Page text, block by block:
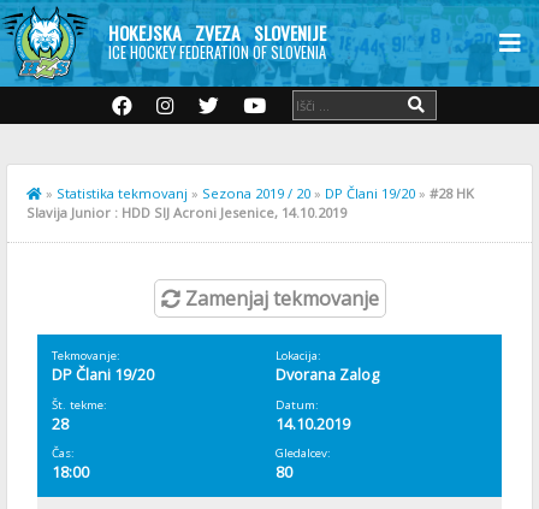
HOKEJSKA ZVEZA SLOVENIJE
ICE HOCKEY FEDERATION OF SLOVENIA
» Statistika tekmovanj » Sezona 2019 / 20 » DP Člani 19/20 » #28 HK
Slavija Junior : HDD SIJ Acroni Jesenice, 14.10.2019
Zamenjaj tekmovanje
Tekmovanje:
DP Člani 19/20
Lokacija:
Dvorana Zalog
Št. tekme:
28
Datum:
14.10.2019
Čas:
18:00
Gledalcev:
80